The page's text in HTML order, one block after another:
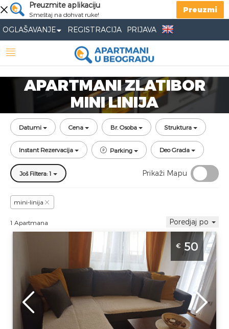
Preuzmite aplikaciju
Smeštaj na dohvat ruke!
Preuzmi
OGLAŠAVANJE REGISTRACIJA PRIJAVA
APARTMANI ZLATIBOR
MINI LINIJA
Datumi Cena Br. Osoba Struktura
Instant Rezervacija Parking Deo Grada
Još Filtera: 1 Prikaži Mapu
mini-linija
1 Apartmana Poredjaj po
Dvosoban Apartman Pahulja 2 Zlatibor
Planina Golija, moderno opremljen
apartman,veličine 30 m2, pogodan za
boravak do 4 osobe
Zlatibor
Lokacija:
Zlatibor Planina
Gosti:4
Kvadratura :30
€ 50